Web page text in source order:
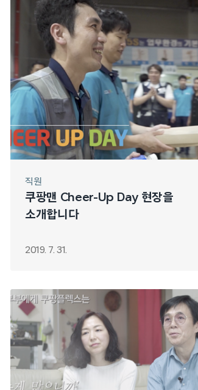
직원
쿠팡맨 Cheer-Up Day 현장을
소개합니다
2019. 7. 31.